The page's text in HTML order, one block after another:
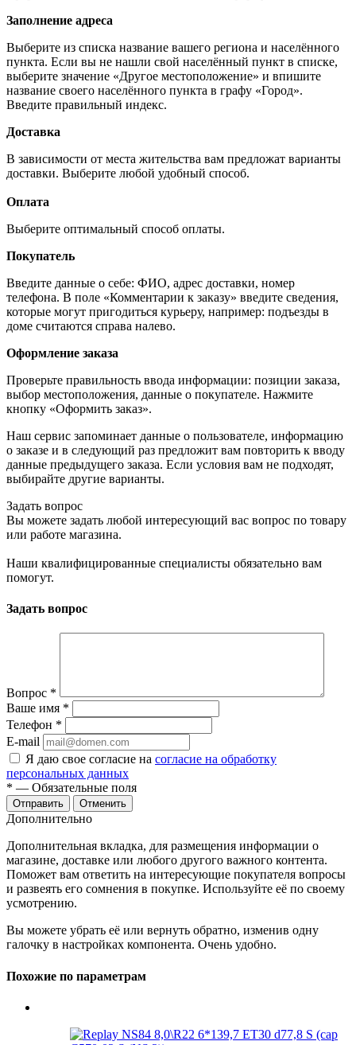
Заполнение адреса
Выберите из списка название вашего региона и населённого
пункта. Если вы не нашли свой населённый пункт в списке,
выберите значение «Другое местоположение» и впишите
название своего населённого пункта в графу «Город».
Введите правильный индекс.
Доставка
В зависимости от места жительства вам предложат варианты
доставки. Выберите любой удобный способ.
Оплата
Выберите оптимальный способ оплаты.
Покупатель
Введите данные о себе: ФИО, адрес доставки, номер
телефона. В поле «Комментарии к заказу» введите сведения,
которые могут пригодиться курьеру, например: подъезды в
доме считаются справа налево.
Оформление заказа
Проверьте правильность ввода информации: позиции заказа,
выбор местоположения, данные о покупателе. Нажмите
кнопку «Оформить заказ».
Наш сервис запоминает данные о пользователе, информацию
о заказе и в следующий раз предложит вам повторить к вводу
данные предыдущего заказа. Если условия вам не подходят,
выбирайте другие варианты.
Задать вопрос
Вы можете задать любой интересующий вас вопрос по товару
или работе магазина.
Наши квалифицированные специалисты обязательно вам
помогут.
Задать вопрос
Вопрос *
Ваше имя *
Телефон *
E-mail
Я даю свое согласие на согласие на обработку
персональных данных
* — Обязательные поля
Отменить
Дополнительно
Дополнительная вкладка, для размещения информации о
магазине, доставке или любого другого важного контента.
Поможет вам ответить на интересующие покупателя вопросы
и развеять его сомнения в покупке. Используйте её по своему
усмотрению.
Вы можете убрать её или вернуть обратно, изменив одну
галочку в настройках компонента. Очень удобно.
Похожие по параметрам